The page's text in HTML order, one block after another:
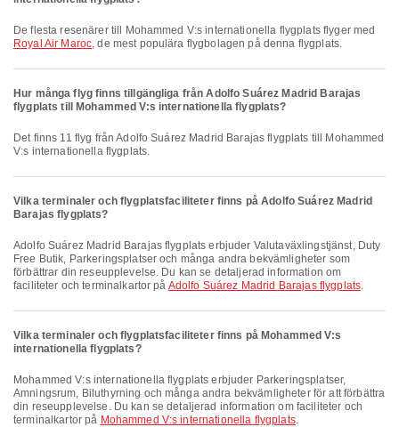
De flesta resenärer till Mohammed V:s internationella flygplats flyger med
Royal Air Maroc, de mest populära flygbolagen på denna flygplats.
Hur många flyg finns tillgängliga från Adolfo Suárez Madrid Barajas
flygplats till Mohammed V:s internationella flygplats?
Det finns 11 flyg från Adolfo Suárez Madrid Barajas flygplats till Mohammed
V:s internationella flygplats.
Vilka terminaler och flygplatsfaciliteter finns på Adolfo Suárez Madrid
Barajas flygplats?
Adolfo Suárez Madrid Barajas flygplats erbjuder Valutaväxlingstjänst, Duty
Free Butik, Parkeringsplatser och många andra bekvämligheter som
förbättrar din reseupplevelse. Du kan se detaljerad information om
faciliteter och terminalkartor på Adolfo Suárez Madrid Barajas flygplats.
Vilka terminaler och flygplatsfaciliteter finns på Mohammed V:s
internationella flygplats?
Mohammed V:s internationella flygplats erbjuder Parkeringsplatser,
Amningsrum, Biluthyrning och många andra bekvämligheter för att förbättra
din reseupplevelse. Du kan se detaljerad information om faciliteter och
terminalkartor på Mohammed V:s internationella flygplats.